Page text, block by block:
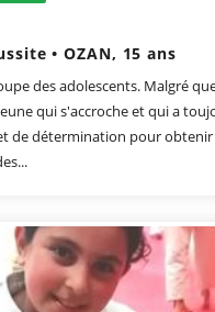
• OZAN, 15 ans
des adolescents. Malgré
qui s'accroche et qui a
de détermination pour obtenir